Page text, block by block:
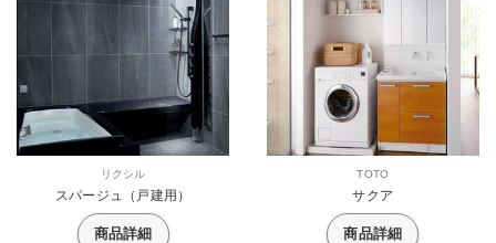
リクシル
スパージュ（戸建用）
商品詳細
TOTO
サクア
商品詳細